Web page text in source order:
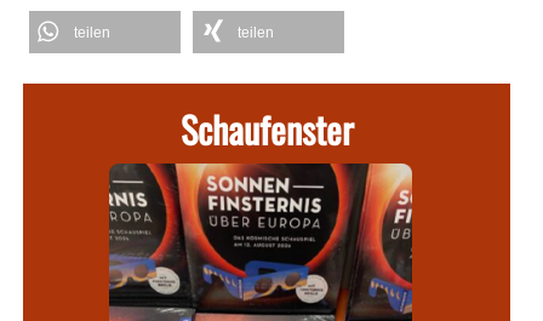
teilen teilen
Schaufenster